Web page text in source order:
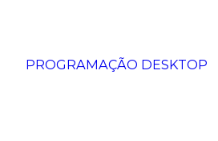
PROGRAMAÇÃO DESKTOP